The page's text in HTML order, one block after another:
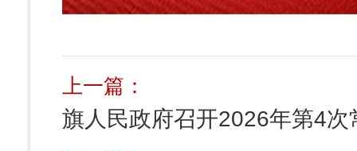
上一篇：
旗人民政府召开2026年第4次